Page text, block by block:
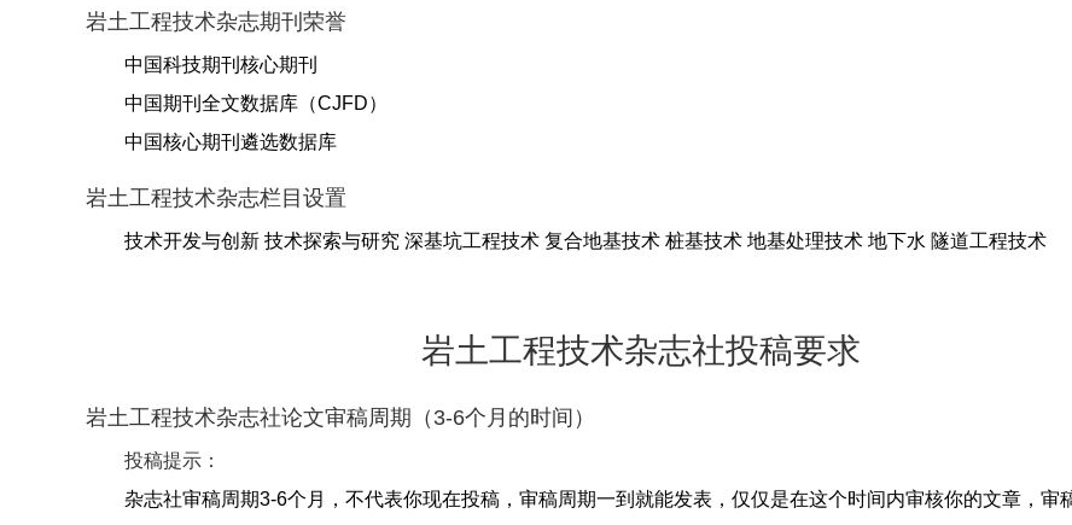
岩土工程技术杂志期刊荣誉
中国科技期刊核心期刊
中国期刊全文数据库（CJFD）
中国核心期刊遴选数据库
岩土工程技术杂志栏目设置
技术开发与创新 技术探索与研究 深基坑工程技术 复合地基技术 桩基技术 地基处理技术 地下水 隧道工程技术
岩土工程技术杂志社投稿要求
岩土工程技术杂志社论文审稿周期（3-6个月的时间）
投稿提示：
杂志社审稿周期3-6个月，不代表你现在投稿，审稿周期一到就能发表，仅仅是在这个时间内审核你的文章，审